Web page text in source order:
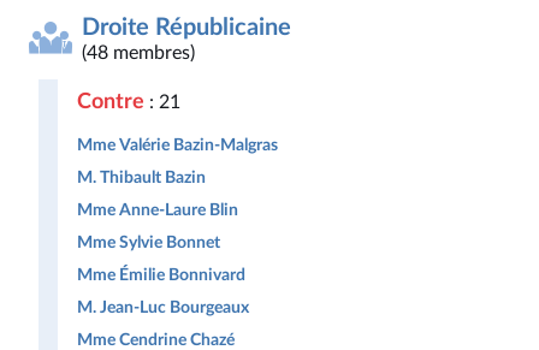
Droite Républicaine
(48 membres)
Contre : 21
Mme Valérie Bazin-Malgras
M. Thibault Bazin
Mme Anne-Laure Blin
Mme Sylvie Bonnet
Mme Émilie Bonnivard
M. Jean-Luc Bourgeaux
Mme Cendrine Chazé